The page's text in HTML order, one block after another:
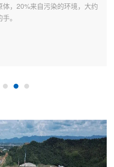
，20%来自污染的环境，大约
。